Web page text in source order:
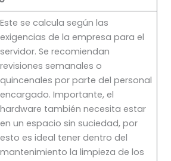
Este se calcula según las
exigencias de la empresa para el
servidor. Se recomiendan
revisiones semanales o
quincenales por parte del personal
encargado. Importante, el
hardware también necesita estar
en un espacio sin suciedad, por
esto es ideal tener dentro del
mantenimiento la limpieza de los